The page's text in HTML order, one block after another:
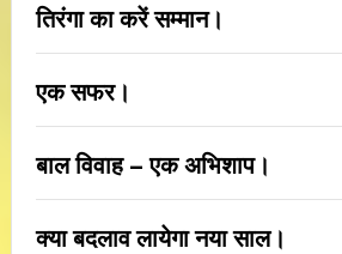
तिरंगा का करें सम्मान।
एक सफर।
बाल विवाह – एक अभिशाप।
क्या बदलाव लायेगा नया साल।